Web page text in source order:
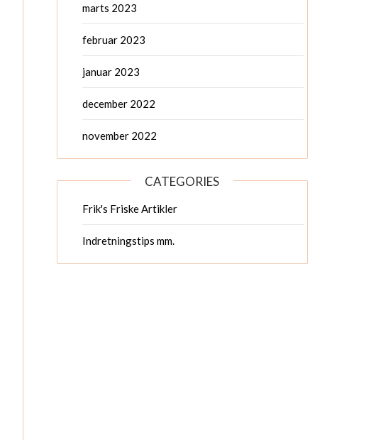
marts 2023
februar 2023
januar 2023
december 2022
november 2022
CATEGORIES
Frik's Friske Artikler
Indretningstips mm.